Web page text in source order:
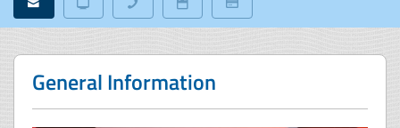
General Information